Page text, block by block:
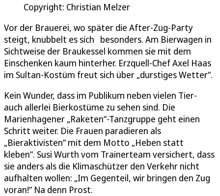
Copyright: Christian Melzer
Vor der Brauerei, wo später die After-Zug-Party
steigt, knubbelt es sich besonders. Am Bierwagen in
Sichtweise der Braukessel kommen sie mit dem
Einschenken kaum hinterher. Erzquell-Chef Axel Haas
im Sultan-Kostüm freut sich über „durstiges Wetter“.
Kein Wunder, dass im Publikum neben vielen Tier-
auch allerlei Bierkostüme zu sehen sind. Die
Marienhagener „Raketen“-Tanzgruppe geht einen
Schritt weiter. Die Frauen paradieren als
„Bieraktivisten“ mit dem Motto „Heben statt
kleben“. Susi Wurth vom Trainerteam versichert, dass
sie anders als die Klimaschützer den Verkehr nicht
aufhalten wollen: „Im Gegenteil, wir bringen den Zug
voran!“ Na denn Prost.